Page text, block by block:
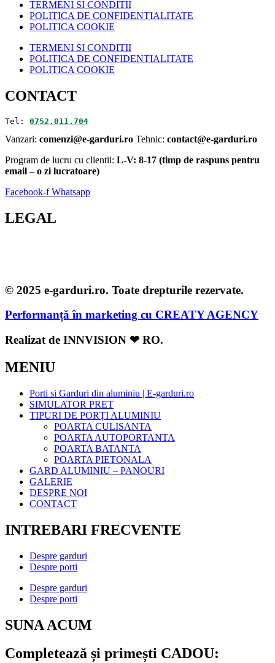
TERMENI SI CONDITII
POLITICA DE CONFIDENTIALITATE
POLITICA COOKIE
TERMENI SI CONDITII
POLITICA DE CONFIDENTIALITATE
POLITICA COOKIE
CONTACT
Tel: 0752.011.704
Vanzari: comenzi@e-garduri.ro Tehnic: contact@e-garduri.ro
Program de lucru cu clientii: L-V: 8-17 (timp de raspuns pentru
email – o zi lucratoare)
Facebook-f Whatsapp
LEGAL
© 2025 e-garduri.ro. Toate drepturile rezervate.
Performanță în marketing cu CREATY AGENCY
Realizat de INNVISION ❤ RO.
MENIU
Porti si Garduri din aluminiu | E-garduri.ro
SIMULATOR PRET
TIPURI DE PORȚI ALUMINIU
POARTA CULISANTA
POARTA AUTOPORTANTA
POARTA BATANTA
POARTA PIETONALA
GARD ALUMINIU – PANOURI
GALERIE
DESPRE NOI
CONTACT
INTREBARI FRECVENTE
Despre garduri
Despre porti
Despre garduri
Despre porti
SUNA ACUM
Completează și primești CADOU: